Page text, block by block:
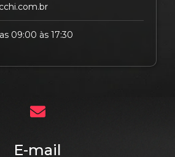
09:00 às 17:30
E-mail